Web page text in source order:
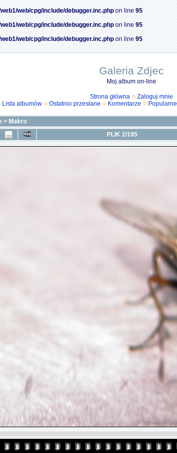
web/cpg/include/debugger.inc.php on line 95
web/cpg/include/debugger.inc.php on line 95
web/cpg/include/debugger.inc.php on line 95
Galeria Zdjec
Moj album on-line
Strona główna
Zaloguj mnie
Lista albumów Ostatnio przesłane Komentarze Popularne
> Makro
PLIK 2/195